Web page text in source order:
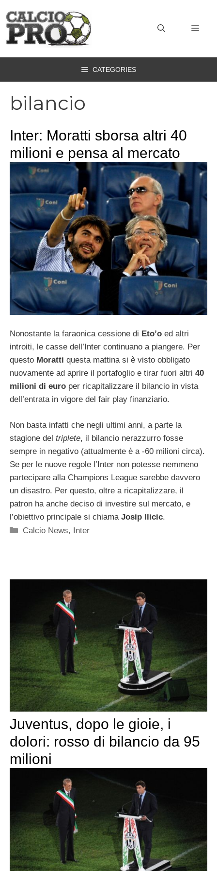
contenuto
CATEGORIES
bilancio
Inter: Moratti sborsa altri 40
milioni e pensa al mercato
Nonostante la faraonica cessione di Eto’o ed altri
introiti, le casse dell’Inter continuano a piangere. Per
questo Moratti questa mattina si è visto obbligato
nuovamente ad aprire il portafoglio e tirar fuori altri 40
milioni di euro per ricapitalizzare il bilancio in vista
dell’entrata in vigore del fair play finanziario.
Non basta infatti che negli ultimi anni, a parte la
stagione del triplete, il bilancio nerazzurro fosse
sempre in negativo (attualmente è a -60 milioni circa).
Se per le nuove regole l’Inter non potesse nemmeno
partecipare alla Champions League sarebbe davvero
un disastro. Per questo, oltre a ricapitalizzare, il
patron ha anche deciso di investire sul mercato, e
l’obiettivo principale si chiamaJosip Ilicic.
Categorie
Calcio News, Inter
Juventus, dopo le gioie, i
dolori: rosso di bilancio da 95
milioni